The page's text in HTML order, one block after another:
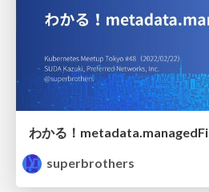
わかる！
superbrothers